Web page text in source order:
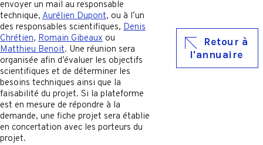
envoyer un mail au responsable
technique, Aurélien Dupont, ou à l’un
des responsables scientifiques, Denis
Chrétien, Romain Gibeaux ou
Matthieu Benoit. Une réunion sera
organisée afin d’évaluer les objectifs
scientifiques et de déterminer les
besoins techniques ainsi que la
faisabilité du projet. Si la plateforme
est en mesure de répondre à la
demande, une fiche projet sera établie
en concertation avec les porteurs du
projet.
Retour à
l'annuaire